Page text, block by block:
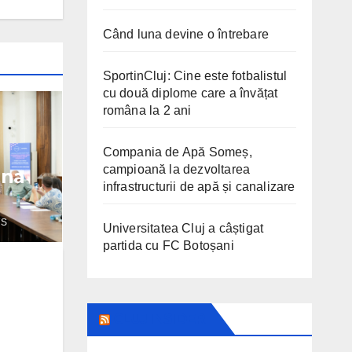
Când luna devine o întrebare
SportinCluj: Cine este fotbalistul
cu două diplome care a învățat
româna la 2 ani
Compania de Apă Someș,
campioană la dezvoltarea
infrastructurii de apă și canalizare
Universitatea Cluj a câștigat
partida cu FC Botoșani